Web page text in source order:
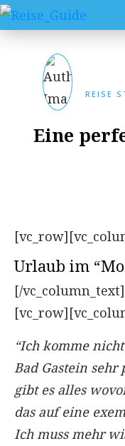
REISE
Eine
Urlaub im
[/
“Ich komme
Bad Gastein sehr
gibt es alles
das auf eine
Ich muss mehr